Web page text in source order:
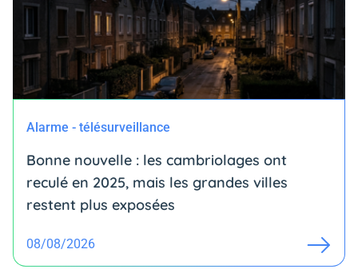
Alarme - télésurveillance
Bonne nouvelle : les cambriolages ont
reculé en 2025, mais les grandes villes
restent plus exposées
08/08/2026